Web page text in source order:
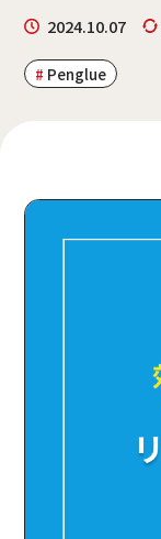
2024.10.07
Penglue